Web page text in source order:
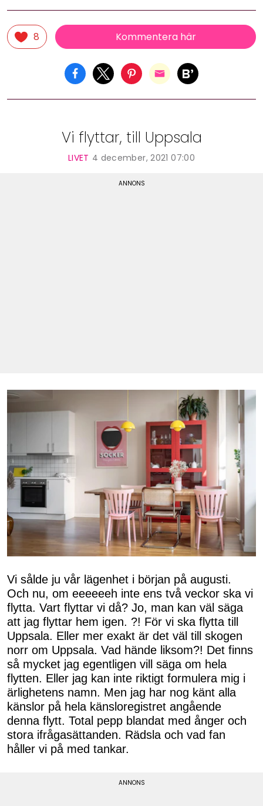
8 Kommentera här
Vi flyttar, till Uppsala
LIVET 4 december, 2021 07:00
Vi sålde ju vår lägenhet i början på augusti.
Och nu, om eeeeeeh inte ens två veckor ska vi
flytta. Vart flyttar vi då? Jo, man kan väl säga
att jag flyttar hem igen. ?! För vi ska flytta till
Uppsala. Eller mer exakt är det väl till skogen
norr om Uppsala. Vad hände liksom?! Det finns
så mycket jag egentligen vill säga om hela
flytten. Eller jag kan inte riktigt formulera mig i
ärlighetens namn. Men jag har nog känt alla
känslor på hela känsloregistret angående
denna flytt. Total pepp blandat med ånger och
stora ifrågasättanden. Rädsla och vad fan
håller vi på med tankar.